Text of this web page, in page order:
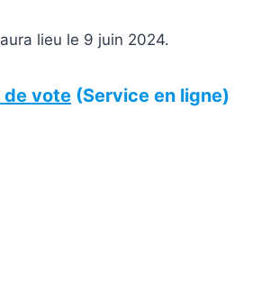
lieu le 9 juin 2024.
de vote (Service en ligne)